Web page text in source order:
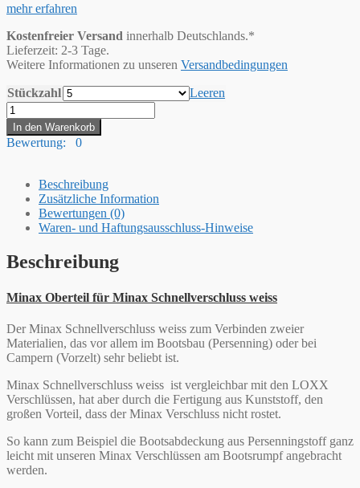
mehr erfahren
Kostenfreier Versand innerhalb Deutschlands.*
Lieferzeit: 2-3 Tage.
Weitere Informationen zu unseren Versandbedingungen
Stückzahl
Leeren
Minax
Oberteil
"weiß"
Schnellverschluss
In den Warenkorb
Bewertung: 0
Beschreibung
Zusätzliche Information
Bewertungen (0)
Waren- und Haftungsausschluss-Hinweise
Beschreibung
Minax Oberteil für Minax Schnellverschluss weiss
Der Minax Schnellverschluss weiss zum Verbinden zweier
Materialien, das vor allem im Bootsbau (Persenning) oder bei
Campern (Vorzelt) sehr beliebt ist.
Minax Schnellverschluss weiss ist vergleichbar mit den LOXX
Verschlüssen, hat aber durch die Fertigung aus Kunststoff, den
großen Vorteil, dass der Minax Verschluss nicht rostet.
So kann zum Beispiel die Bootsabdeckung aus Persenningstoff ganz
leicht mit unseren Minax Verschlüssen am Bootsrumpf angebracht
werden.